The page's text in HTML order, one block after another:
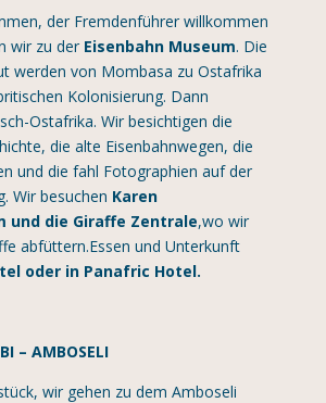
der Fremdenführer willkommen
wir zu der Eisenbahn Museum. Die
werden von Mombasa zu Ostafrika
Kolonisierung. Dann
Ostafrika. Wir besichtigen die
die alte Eisenbahnwegen, die
und die fahl Fotographien auf der
Wir besuchen Karen
und die Giraffe Zentrale,wo wir
abfüttern.Essen und Unterkunft
oder inPanafric Hotel.
– AMBOSELI
wir gehen zu dem Amboseli